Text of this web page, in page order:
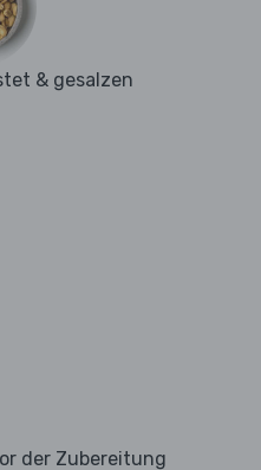
& gesalzen
der Zubereitung